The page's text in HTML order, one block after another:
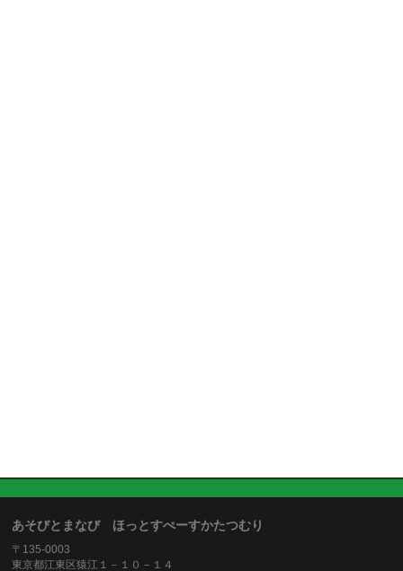
あそびとまなび ほっとすぺーすかたつむり
〒135-0003
東京都江東区猿江１－１０－１４